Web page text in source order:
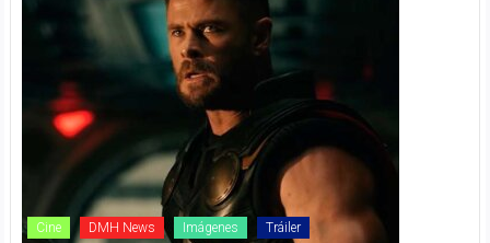
Cine DMH News Imágenes Tráiler